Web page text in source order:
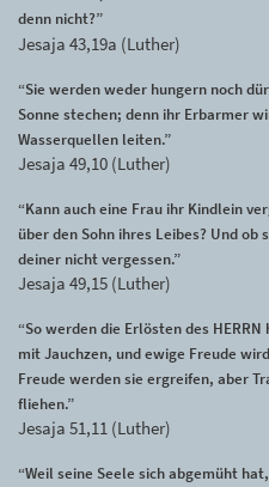
denn nicht?”
Jesaja 43,19a (Luther)
“Sie werden weder hungern noch
Sonne stechen; denn ihr Erbarmer
Wasserquellen leiten.”
Jesaja 49,10 (Luther)
“Kann auch eine Frau ihr Kindlein
über den Sohn ihres Leibes? Und
deiner nicht vergessen.”
Jesaja 49,15 (Luther)
“So werden die Erlösten des
mit Jauchzen, und ewige Freude
Freude werden sie ergreifen, aber
fliehen.”
Jesaja 51,11 (Luther)
“Weil seine Seele sich abgemüht